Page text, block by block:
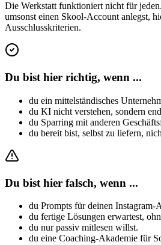
Die Werkstatt funktioniert nicht für
umsonst einen Skool-Account anlegst,
Ausschlusskriterien.
Du bist hier richtig, wenn ...
du ein mittelständisches
du KI nicht verstehen, sondern
du Sparring mit anderen
du bereit bist, selbst zu liefern,
Du bist hier falsch, wenn ...
du Prompts für deinen Instagram-
du fertige Lösungen erwartest,
du nur passiv mitlesen willst.
du eine Coaching-Akademie für